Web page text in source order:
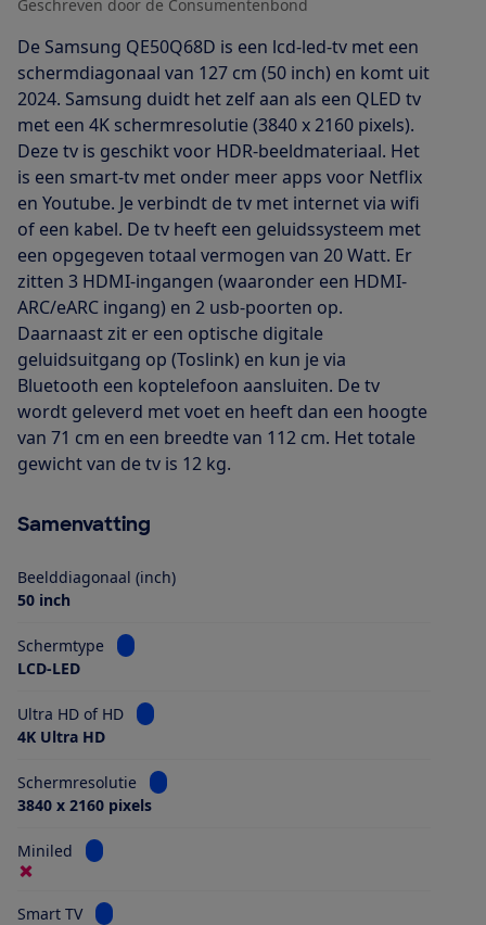
Geschreven door de Consumentenbond
De Samsung QE50Q68D is een lcd-led-tv met een
schermdiagonaal van 127 cm (50 inch) en komt uit
2024. Samsung duidt het zelf aan als een QLED tv
met een 4K schermresolutie (3840 x 2160 pixels).
Deze tv is geschikt voor HDR-beeldmateriaal. Het
is een smart-tv met onder meer apps voor Netflix
en Youtube. Je verbindt de tv met internet via wifi
of een kabel. De tv heeft een geluidssysteem met
een opgegeven totaal vermogen van 20 Watt. Er
zitten 3 HDMI-ingangen (waaronder een HDMI-
ARC/eARC ingang) en 2 usb-poorten op.
Daarnaast zit er een optische digitale
geluidsuitgang op (Toslink) en kun je via
Bluetooth een koptelefoon aansluiten. De tv
wordt geleverd met voet en heeft dan een hoogte
van 71 cm en een breedte van 112 cm. Het totale
gewicht van de tv is 12 kg.
Samenvatting
Beelddiagonaal (inch)
50 inch
Schermtype
Bekijk informatie voor Schermtype
LCD-LED
Ultra HD of HD
Bekijk informatie voor Ultra HD of HD
4K Ultra HD
Schermresolutie
Bekijk informatie voor Schermresolutie
3840 x 2160 pixels
Miniled Bekijk informatie voor Miniled
Smart TV Bekijk informatie voor Smart TV